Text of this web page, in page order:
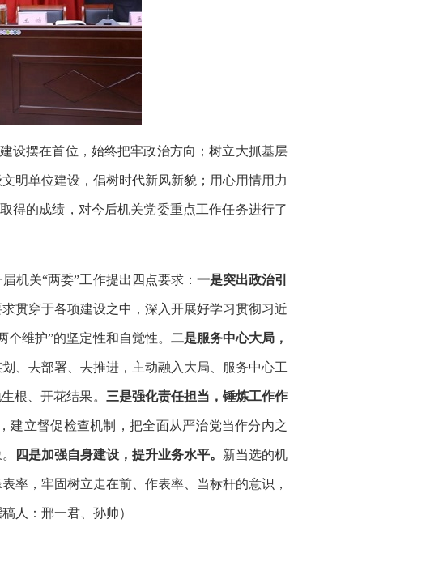
摆在首位，始终把牢政治方向；树立大抓基层
明单位建设，倡树时代新风新貌；用心用情用力
得的成绩，对今后机关党委重点工作任务进行了
关“两委”工作提出四点要求： 一是突出政治引
贯穿于各项建设之中，深入开展好学习贯彻习近
维护”的坚定性和自觉性。 二是服务中心大局，
、去部署、去推进，主动融入大局、服务中心工
根、开花结果。 三是强化责任担当，锤炼工作作
建立督促检查机制，把全面从严治党当作分内之
四是加强自身建设，提升业务水平。 新当选的机
率，牢固树立走在前、作表率、当标杆的意识，
人：邢一君、孙帅）